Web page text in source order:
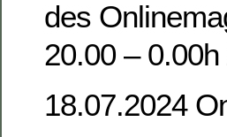
des
20.00 –
18.07.2024